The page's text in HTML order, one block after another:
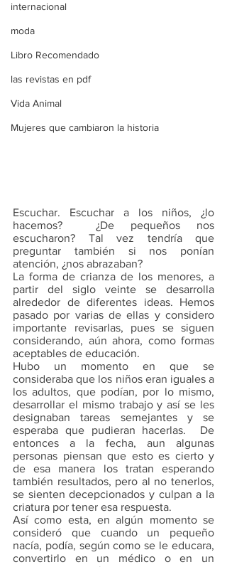
internacional
moda
Libro Recomendado
las revistas en pdf
Vida Animal
Mujeres que cambiaron la historia
Escuchar. Escuchar a los niños, ¿lo
hacemos?  ¿De pequeños nos
escucharon? Tal vez tendría que
preguntar también si nos ponían
atención, ¿nos abrazaban?
La forma de crianza de los menores, a
partir del siglo veinte se desarrolla
alrededor de diferentes ideas. Hemos
pasado por varias de ellas y considero
importante revisarlas, pues se siguen
considerando, aún ahora, como formas
aceptables de educación.
Hubo un momento en que se
consideraba que los niños eran iguales a
los adultos, que podían, por lo mismo,
desarrollar el mismo trabajo y así se les
designaban tareas semejantes y se
esperaba que pudieran hacerlas.  De
entonces a la fecha, aun algunas
personas piensan que esto es cierto y
de esa manera los tratan esperando
también resultados, pero al no tenerlos,
se sienten decepcionados y culpan a la
criatura por tener esa respuesta.
Así como esta, en algún momento se
consideró que cuando un pequeño
nacía, podía, según como se le educara,
convertirlo en un médico o en un